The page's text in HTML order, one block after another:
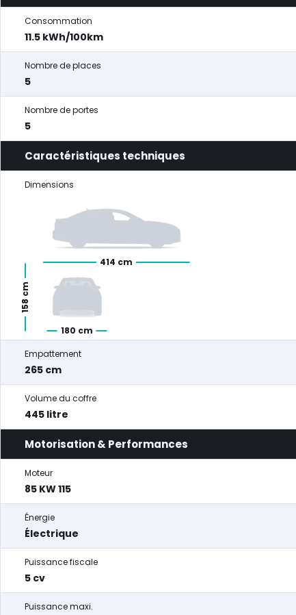
Consommation
11.5 kWh/100km
Nombre de places
5
Nombre de portes
5
Caractéristiques techniques
Dimensions
414 cm
180 cm
158 cm
Empattement
265 cm
Volume du coffre
445 litre
Motorisation & Performances
Moteur
85 KW 115
Énergie
Électrique
Puissance fiscale
5 cv
Puissance maxi.